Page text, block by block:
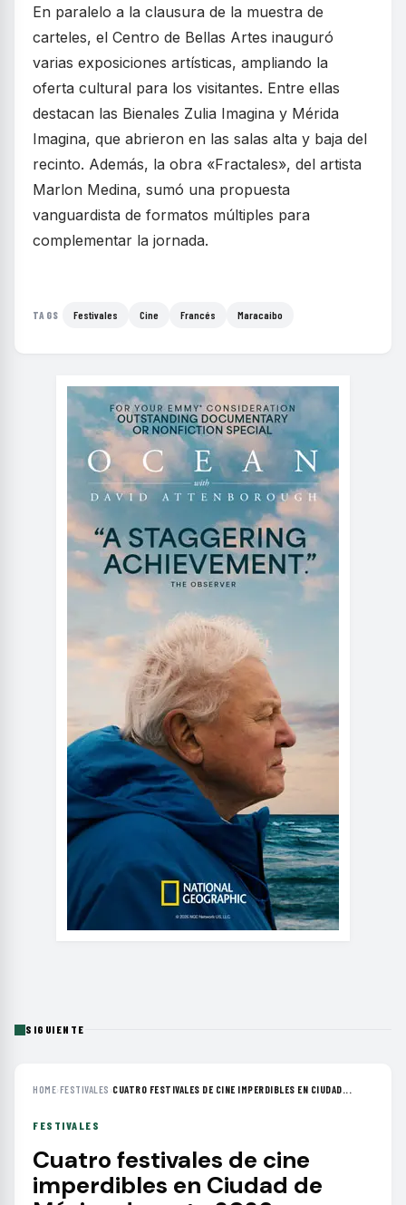
En paralelo a la clausura de la muestra de
carteles, el Centro de Bellas Artes inauguró
varias exposiciones artísticas, ampliando la
oferta cultural para los visitantes. Entre ellas
destacan las Bienales Zulia Imagina y Mérida
Imagina, que abrieron en las salas alta y baja del
recinto. Además, la obra «Fractales», del artista
Marlon Medina, sumó una propuesta
vanguardista de formatos múltiples para
complementar la jornada.
TAGS Festivales Cine Francés Maracaibo
SIGUIENTE
HOME›FESTIVALES ›CUATRO FESTIVALES DE CINE IMPERDIBLES EN CIUDAD...
FESTIVALES
Cuatro festivales de cine
imperdibles en Ciudad de